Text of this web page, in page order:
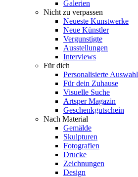
Galerien
Nicht zu verpassen
Neueste Kunstwerke
Neue Künstler
Vergunstigte
Ausstellungen
Interviews
Für dich
Personalisierte Auswahl
Für dein Zuhause
Visuelle Suche
Artsper Magazin
Geschenkgutschein
Nach Material
Gemälde
Skulpturen
Fotografien
Drucke
Zeichnungen
Design